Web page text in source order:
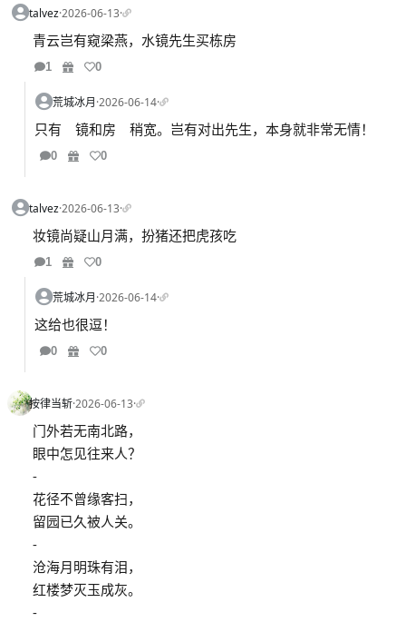
talvez·2026-06-13·
青云岂有窥梁燕，水镜先生买栋房
1 0
荒城冰月·2026-06-14·
只有 镜和房 稍宽。岂有对出先生，本身就非常无情！
0 0
talvez·2026-06-13·
妆镜尚疑山月满，扮猪还把虎孩吃
1 0
荒城冰月·2026-06-14·
这给也很逗！
0 0
按律当斩·2026-06-13·
门外若无南北路，
眼中怎见往来人？
-
花径不曾缘客扫，
留园已久被人关。
-
沧海月明珠有泪，
红楼梦灭玉成灰。
-